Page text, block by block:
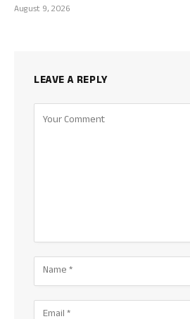
August 9, 2026
LEAVE A REPLY